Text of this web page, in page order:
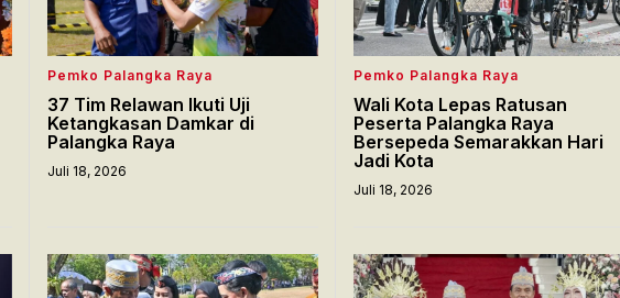
Pemko Palangka Raya
37 Tim Relawan Ikuti Uji
Ketangkasan Damkar di
Palangka Raya
Juli 18, 2026
Pemko Palangka Raya
Wali Kota Lepas Ratusan
Peserta Palangka Raya
Bersepeda Semarakkan Hari
Jadi Kota
Juli 18, 2026